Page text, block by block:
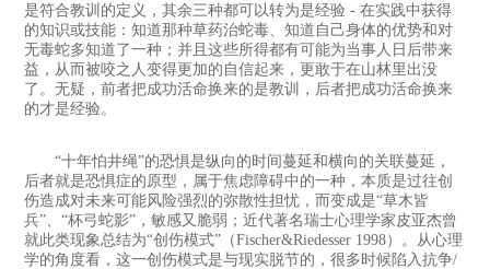
是符合教训的定义，其余三种都可以转为是经验 - 在实践中获得
的知识或技能：知道那种草药治蛇毒、知道自己身体的优势和对
无毒蛇多知道了一种；并且这些所得都有可能为当事人日后带来
益，从而被咬之人变得更加的自信起来，更敢于在山林里出没
了。无疑，前者把成功活命换来的是教训，后者把成功活命换来
的才是经验。
“十年怕井绳”的恐惧是纵向的时间蔓延和横向的关联蔓延，
后者就是恐惧症的原型，属于焦虑障碍中的一种，本质是过往创
伤造成对未来可能风险强烈的弥散性担忧，而变成是“草木皆
兵”、“杯弓蛇影”，敏感又脆弱；近代著名瑞士心理学家皮亚杰曾
就此类现象总结为“创伤模式”（Fischer&Riedesser 1998）。从心理
学的角度看，这一创伤模式是与现实脱节的，很多时候陷入抗争/